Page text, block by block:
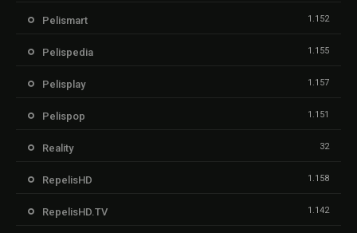
Pelismart 1.152
Pelispedia 1.155
Pelisplay 1.157
Pelispop 1.151
Reality 32
RepelisHD 1.158
RepelisHD.TV 1.142